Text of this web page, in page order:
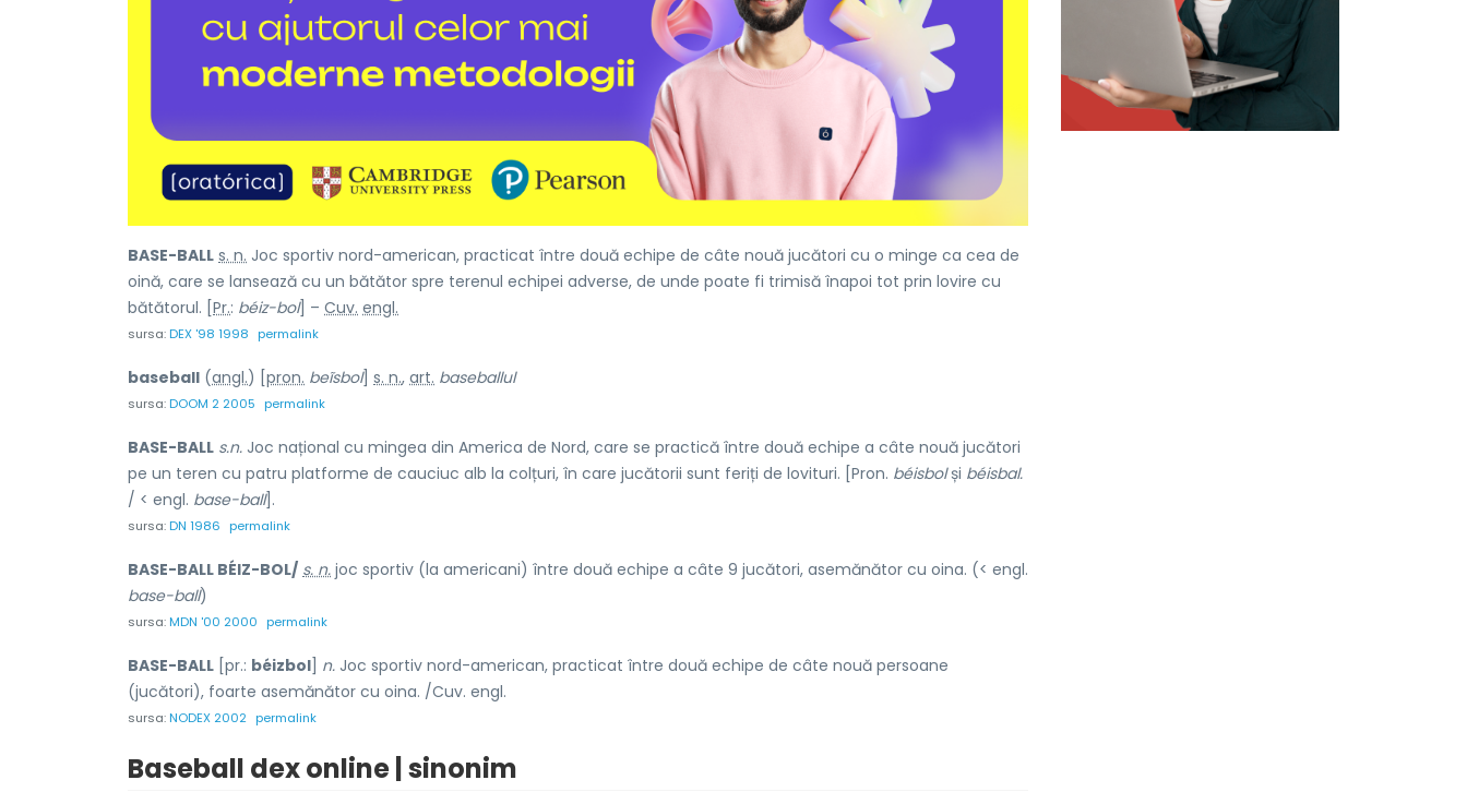
BASE-BALL s. n. Joc sportiv nord-american, practicat între două echipe de câte nouă jucători cu o minge ca cea de
oină, care se lansează cu un bătător spre terenul echipei adverse, de unde poate fi trimisă înapoi tot prin lovire cu
bătătorul. [Pr.: béiz-bol] – Cuv. engl.
sursa:DEX '98 1998 permalink
baseball (angl.) [pron. beĩsbol] s. n., art. baseballul
sursa:DOOM 2 2005 permalink
BASE-BALL s.n. Joc național cu mingea din America de Nord, care se practică între două echipe a câte nouă jucători
pe un teren cu patru platforme de cauciuc alb la colțuri, în care jucătorii sunt feriți de lovituri. [Pron. béisbolși béisbal.
/ < engl. base-ball].
sursa:DN 1986 permalink
BASE-BALL BÉIZ-BOL/ s. n. joc sportiv (la americani) între două echipe a câte 9 jucători, asemănător cu oina. (< engl.
base-ball)
sursa:MDN '00 2000 permalink
BASE-BALL [pr.: béizbol] n. Joc sportiv nord-american, practicat între două echipe de câte nouă persoane
(jucători), foarte asemănător cu oina. /Cuv. engl.
sursa:NODEX 2002 permalink
Baseball dex online | sinonim